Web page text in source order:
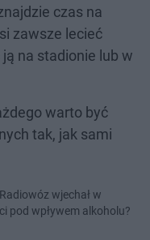
czas na
zawsze lecieć
na stadionie lub w
warto być
tak, jak sami
wjechał w
pod wpływem alkoholu?